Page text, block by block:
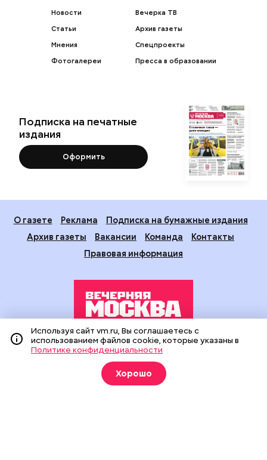
Новости
Статьи
Мнения
Фотогалереи
Вечерка ТВ
Архив газеты
Спецпроекты
Пресса в образовании
Подписка на печатные
издания
Оформить
О газете Реклама
Подписка на бумажные издания
Архив газеты
Вакансии Команда
Контакты
Правовая информация
Издание создано при финансовой поддержке Департамента
средств массовой информации и рекламы города Москвы.
На сайте применяются рекомендательные технологии
(информационные технологии предоставления информации
на основе сбора, систематизации и анализа сведений,
Используя сайт vm.ru, Вы соглашаетесь с
использованием файлов cookie, которые указаны в
Политике конфиденциальности
Хорошо